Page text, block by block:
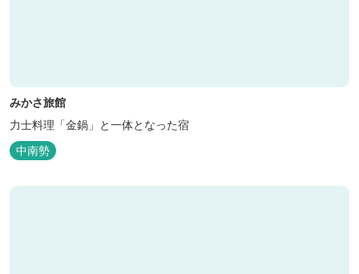
みかさ旅館
力士料理「金鍋」と一体となった宿
中南勢